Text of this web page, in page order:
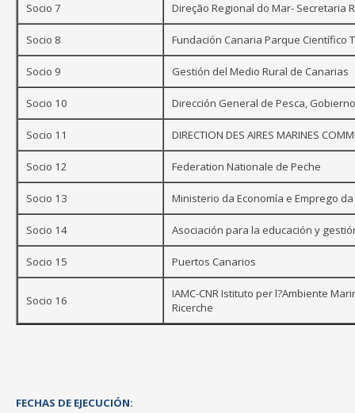
Socio 7 Direção Regional do Mar- Secretaria
Socio 8 Fundación Canaria Parque Científico
Socio 9 Gestión del Medio Rural de Canarias
Socio 10 Dirección General de Pesca,
Socio 11 DIRECTION DES AIRES MARINES
Socio 12 Federation Nationale de Peche
Socio 13 Ministerio da Economía e Emprego
Socio 14 Asociación para la educación y
Socio 15 Puertos Canarios
Socio 16
IAMC-CNR Istituto per l?Ambiente
Ricerche
FECHAS DE EJECUCIÓN: